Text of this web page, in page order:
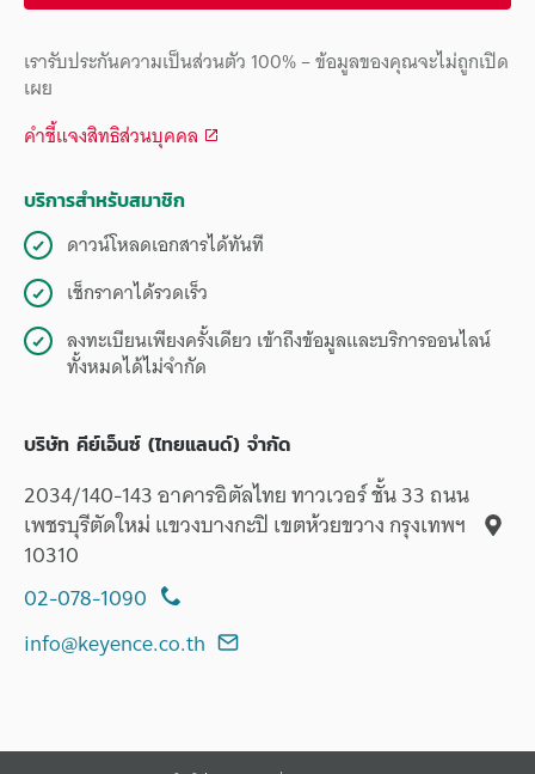
เรารับประกันความเป็นส่วนตัว 100% – ข้อมูลของคุณจะไม่ถูกเปิด
เผย
คำชี้แจงสิทธิส่วนบุคคล
บริการสำหรับสมาชิก
ดาวน์โหลดเอกสารได้ทันที
เช็กราคาได้รวดเร็ว
ลงทะเบียนเพียงครั้งเดียว เข้าถึงข้อมูลและบริการออนไลน์
ทั้งหมดได้ไม่จำกัด
บริษัท คีย์เอ็นซ์ (ไทยแลนด์) จำกัด
2034/140-143 อาคารอิตัลไทย ทาวเวอร์ ชั้น 33 ถนน
เพชรบุรีตัดใหม่ แขวงบางกะปิ เขตห้วยขวาง กรุงเทพฯ
10310
02-078-1090
info@keyence.co.th